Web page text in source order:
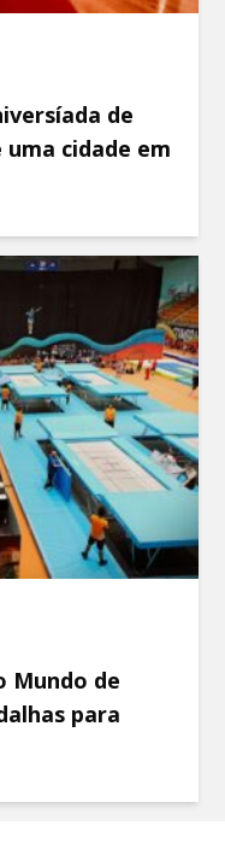
de
uma cidade em
Mundo de
para